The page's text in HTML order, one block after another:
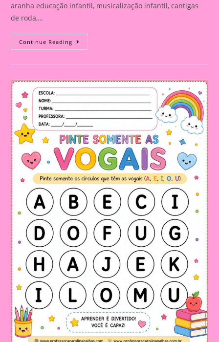
aranha educação infantil, musicalização infantil, cantigas
de roda,…
Continue Reading DADO
MUSICAL
DONA
MUSICALIZAÇÃO
QUE
TRANSFORMA
A
APRENDIZAGEM
NA
EDUCAÇÃO
INFANTIL